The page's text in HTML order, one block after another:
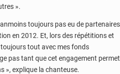
».
toujours pas eu de partenaires
en 2012. Et, lors des répétitions et
toujours tout avec mes fonds
pas tant que cet engagement permet
», explique la chanteuse.